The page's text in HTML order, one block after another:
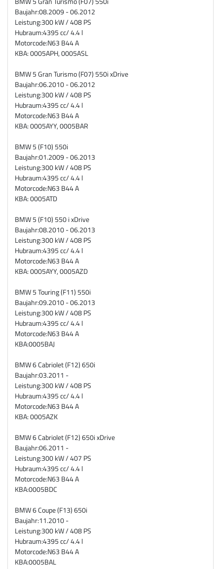
Baujahr:08.2009 - 06.2012
Leistung:300 kW / 408 PS
Hubraum:4395 cc/ 4.4 l
Motorcode:N63 B44 A
KBA: 0005APH, 0005ASL
BMW 5 Gran Turismo (F07) 550i xDrive
Baujahr:06.2010 - 06.2012
Leistung:300 kW / 408 PS
Hubraum:4395 cc/ 4.4 l
Motorcode:N63 B44 A
KBA: 0005AYY, 0005BAR
BMW 5 (F10) 550i
Baujahr:01.2009 - 06.2013
Leistung:300 kW / 408 PS
Hubraum:4395 cc/ 4.4 l
Motorcode:N63 B44 A
KBA: 0005ATD
BMW 5 (F10) 550 i xDrive
Baujahr:08.2010 - 06.2013
Leistung:300 kW / 408 PS
Hubraum:4395 cc/ 4.4 l
Motorcode:N63 B44 A
KBA: 0005AYY, 0005AZD
BMW 5 Touring (F11) 550i
Baujahr:09.2010 - 06.2013
Leistung:300 kW / 408 PS
Hubraum:4395 cc/ 4.4 l
Motorcode:N63 B44 A
KBA:0005BAJ
BMW 6 Cabriolet (F12) 650i
Baujahr:03.2011 -
Leistung:300 kW / 408 PS
Hubraum:4395 cc/ 4.4 l
Motorcode:N63 B44 A
KBA: 0005AZK
BMW 6 Cabriolet (F12) 650i xDrive
Baujahr:06.2011 -
Leistung:300 kW / 407 PS
Hubraum:4395 cc/ 4.4 l
Motorcode:N63 B44 A
KBA:0005BDC
BMW 6 Coupe (F13) 650i
Baujahr:11.2010 -
Leistung:300 kW / 408 PS
Hubraum:4395 cc/ 4.4 l
Motorcode:N63 B44 A
KBA:0005BAL